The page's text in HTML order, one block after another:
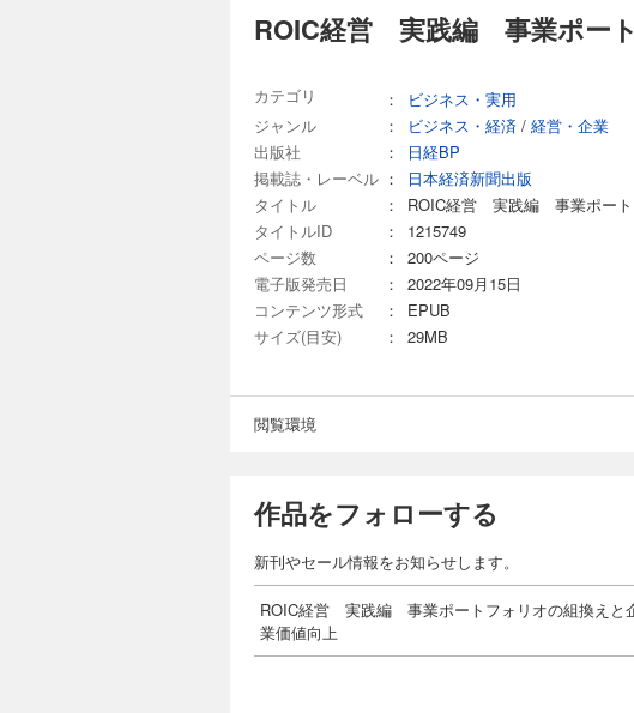
ROIC経営 実践編 事業ポート
カテゴリ ：
ビジネス・実用
ジャンル
： ビジネス・経済 / 経営・企業
出版社
：
日経BP
掲載誌・レーベル ：
日本経済新聞出版
タイトル
：
ROIC経営 実践編 事業ポート
タイトルID
：
1215749
ページ数
：
200ページ
電子版発売日
：
2022年09月15日
コンテンツ形式
：
EPUB
サイズ(目安)
： 29MB
閲覧環境
作品をフォローする
新刊やセール情報をお知らせします。
ROIC経営 実践編 事業ポートフォリオの組換えと
業価値向上